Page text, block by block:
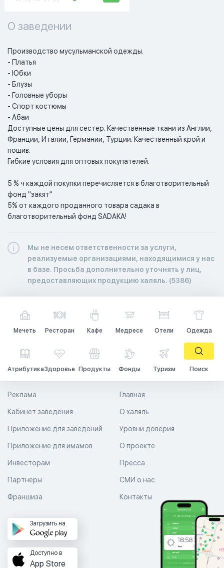
О заведении
Производство мусульманской одежды.
- Платья
- Юбки
- Блузы
- Головные уборы
- Спорт костюмы
- Абаи
Доступные цены для сестер. Качественные ткани из Англии,
Франции, Италии, Германии, Турции. Качественный крой и
пошив.
Гибкие условия для оптовых покупателей.
5 % ч каждой покупки перечисляется в благотворительный
фонд "закят"
5% от каждого проданного товара садака в
Мы не несем ответственности за услуги,
реализуемые организациями, находящимися у нас
в базе. Просьба дополнительно уточнять у лиц,
предоставляющих продукцию халяль. (5386)
Мечеть Ресторан Кафе Медресе Отели Одежда
АтрибутикаЗдоровье Продукты Фонды Туризм Поиск
Главная
О халяль
Уровни доверия
Реклама
Кабинет заведения
Приложение для заведений
Приложение для имамов О проекте
Пресса
СМИ о нас
Контакты
Инвесторам
Партнеры
Франшиза
Загрузить на
Доступно в
App Store